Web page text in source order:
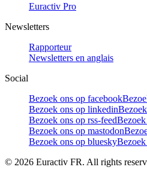
Euractiv Pro
Newsletters
Rapporteur
Newsletters en anglais
Social
Bezoek ons op facebook
Bezoek ons op linkedin
Bezoek ons op rss-feed
Bezoek ons op mastodon
Bezoek ons op bluesky
© 2026 Euractiv FR. All rights